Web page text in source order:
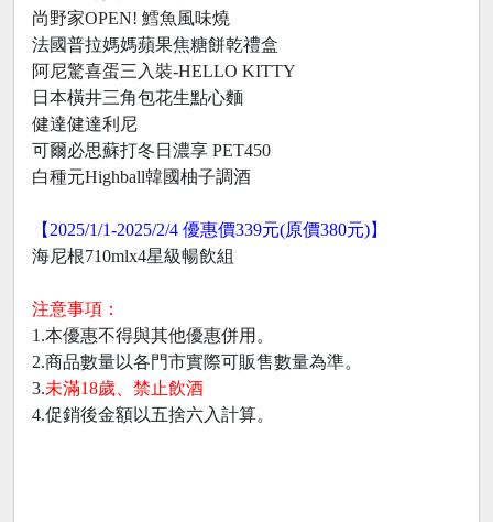
尚野家OPEN! 鱈魚風味燒
法國普拉媽媽蘋果焦糖餅乾禮盒
阿尼驚喜蛋三入裝-HELLO KITTY
日本橫井三角包花生點心麵
健達健達利尼
可爾必思蘇打冬日濃享 PET450
白種元Highball韓國柚子調酒
【2025/1/1-2025/2/4 優惠價339元(原價380元)】
海尼根710mlx4星級暢飲組
注意事項：
1.本優惠不得與其他優惠併用。
2.商品數量以各門市實際可販售數量為準。
3.未滿18歲、禁止飲酒
4.促銷後金額以五捨六入計算。